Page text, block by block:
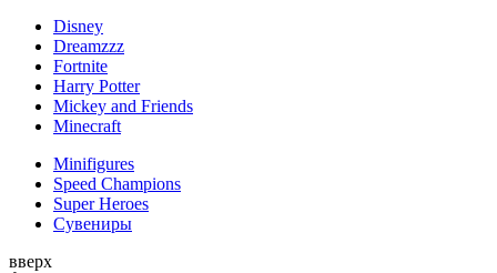
Disney
Dreamzzz
Fortnite
Harry Potter
Mickey and Friends
Minecraft
Minifigures
Speed Champions
Super Heroes
Сувениры
ерх